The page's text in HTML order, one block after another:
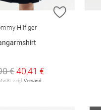
HINZUFÜGEN ZUR
Hilfiger
€40,41 €
zzgl.Versand